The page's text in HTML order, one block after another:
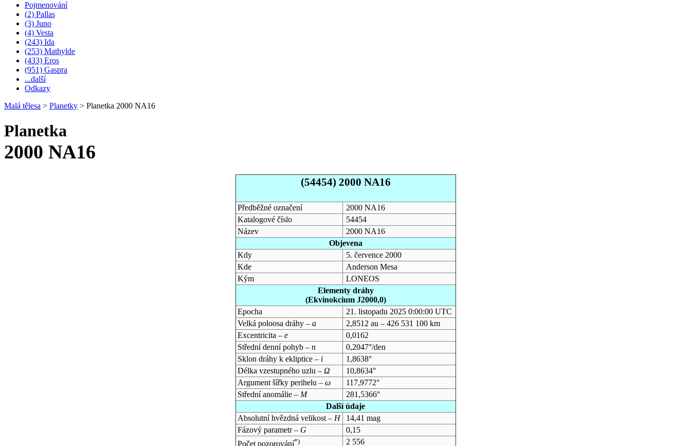
Pojmenování
(2) Pallas
(3) Juno
(4) Vesta
(243) Ida
(253) Mathylde
(433) Eros
(951) Gaspra
...další
Odkazy
Malá tělesa > Planetky > Planetka 2000 NA16
Planetka
2000 NA16
(54454) 2000 NA16
Předběžné označení
2000 NA16
Katalogové číslo
54454
Název
2000 NA16
Objevena
Kdy
5. července 2000
Kde
Anderson Mesa
Kým
LONEOS
Elementy dráhy
(Ekvinokcium J2000,0)
Epocha
21. listopadu 2025 0:00:00 UTC
Velká poloosa dráhy – a
2,8512 au – 426 531 100 km
Excentricita – e
0,0162
Střední denní pohyb – n
0,2047°/den
Sklon dráhy k ekliptice – i
1,8638°
Délka vzestupného uzlu – Ω
10,8634°
Argument šířky perihelu – ω
117,9772°
Střední anomálie – M
281,5366°
Další údaje
Absolutní hvězdná velikost – H
14,41 mag
Fázový parametr – G
0,15
Počet pozorování*)
2 556